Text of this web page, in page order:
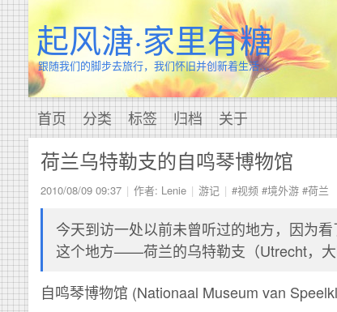
起风溏·家里有糖
跟随我们的脚步去旅行，我们怀旧并创新着生活…
首页 分类 标签 归档 关于
荷兰乌特勒支的自鸣琴博物馆
2010/08/09 09:37 作者: Lenie 游记 #视频 #境外游 #荷兰
今天到访一处以前未曾听过的地方，因为
这个地方——荷兰的乌特勒支（Utrecht，大
自鸣琴博物馆 (Nationaal Museum van